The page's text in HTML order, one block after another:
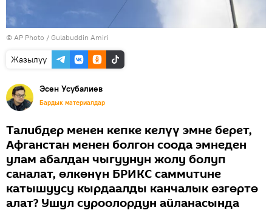
© AP Photo / Gulabuddin Amiri
Жазылуу
Эсен Усубалиев
Бардык материалдар
Талибдер менен кепке келүү эмне берет,
Афганстан менен болгон соода эмнеден
улам абалдан чыгуунун жолу болуп
саналат, өлкөнүн БРИКС саммитине
катышуусу кырдаалды канчалык өзгөртө
алат? Ушул суроолордун айланасында